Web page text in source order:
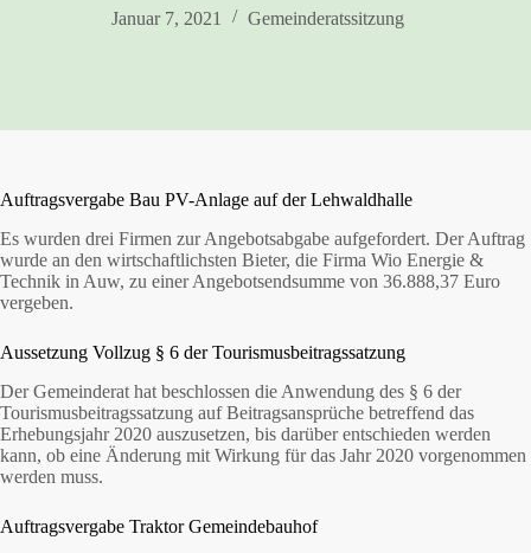
Januar 7, 2021 Gemeinderatssitzung
Auftragsvergabe Bau PV-Anlage auf der Lehwaldhalle
Es wurden drei Firmen zur Angebotsabgabe aufgefordert. Der Auftrag
wurde an den wirtschaftlichsten Bieter, die Firma Wio Energie &
Technik in Auw, zu einer Angebotsendsumme von 36.888,37 Euro
vergeben.
Aussetzung Vollzug § 6 der Tourismusbeitragssatzung
Der Gemeinderat hat beschlossen die Anwendung des § 6 der
Tourismusbeitragssatzung auf Beitragsansprüche betreffend das
Erhebungsjahr 2020 auszusetzen, bis darüber entschieden werden
kann, ob eine Änderung mit Wirkung für das Jahr 2020 vorgenommen
werden muss.
Auftragsvergabe Traktor Gemeindebauhof